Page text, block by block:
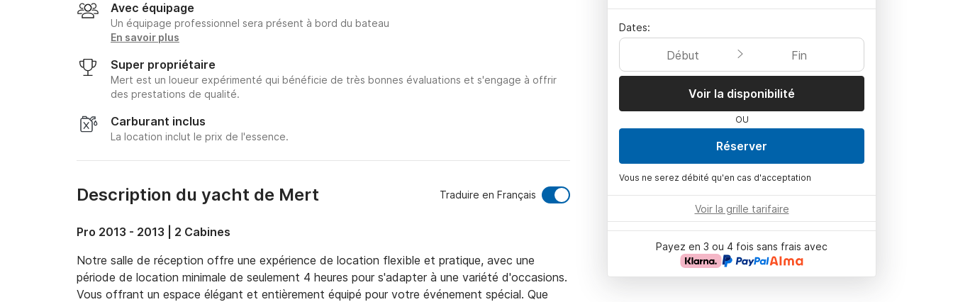
Avec équipage
Un équipage professionnel sera présent à bord du bateau
En savoir plus
Super propriétaire
Mert est un loueur expérimenté qui bénéficie de très bonnes évaluations et s'engage à offrir
des prestations de qualité.
Carburant inclus
La location inclut le prix de l'essence.
Description du yacht de Mert Traduire en Français
Pro 2013 - 2013 | 2 Cabines
Notre salle de réception offre une expérience de location flexible et pratique, avec une
période de location minimale de seulement 4 heures pour s'adapter à une variété d'occasions.
Vous offrant un espace élégant et entièrement équipé pour votre événement spécial. Que
Dates:
Début Fin
Voir la disponibilité
OU
Réserver
Vous ne serez débité qu'en cas d'acceptation
Voir la grille tarifaire
Payez en 3 ou 4 fois sans frais avec